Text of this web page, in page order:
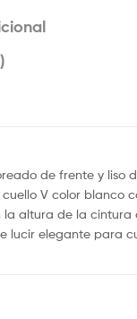
de frente y liso
V color blanco
la altura de la cintura
lucir elegante para